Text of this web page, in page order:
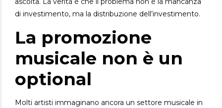
di investimento, ma la distribuzione dell’investimento.
La promozione
musicale non è un
optional
Molti artisti immaginano ancora un settore musicale in